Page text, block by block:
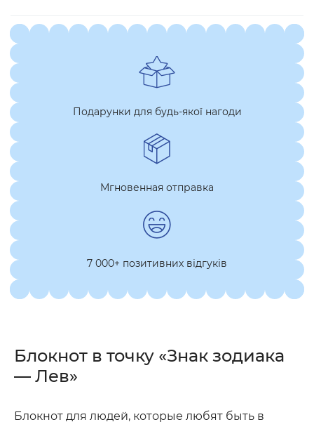
Подарунки для будь-якої нагоди
Мгновенная отправка
7 000+ позитивних відгуків
Блокнот в точку «Знак зодиака
— Лев»
Блокнот для людей, которые любят быть в